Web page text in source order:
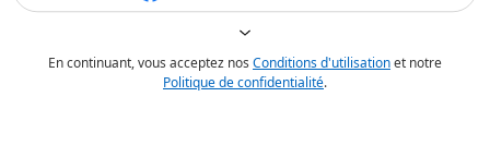
En continuant, vous acceptez nos Conditions d'utilisationet notre
Politique de confidentialité.